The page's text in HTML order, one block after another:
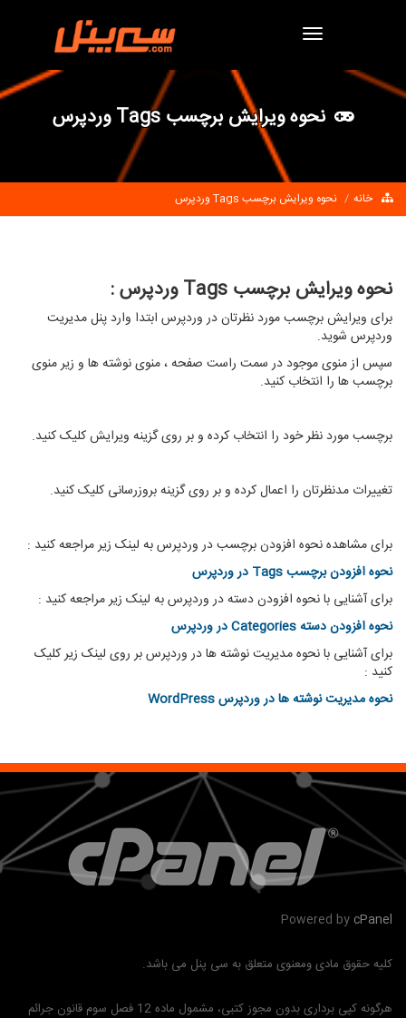
Toggle
نحوه ویرایش برچسب Tags وردپرس
خانه نحوه ویرایش برچسب Tags وردپرس
نحوه ویرایش برچسب Tags وردپرس :
برای ویرایش برچسب مورد نظرتان در وردپرس ابتدا وارد پنل مدیریت
وردپرس شوید.
سپس از منوی موجود در سمت راست صفحه ، منوی نوشته ها و زیر منوی
برچسب ها را انتخاب کنید.
برچسب مورد نظر خود را انتخاب کرده و بر روی گزینه ویرایش کلیک کنید.
تغییرات مدنظرتان را اعمال کرده و بر روی گزینه بروزرسانی کلیک کنید.
برای مشاهده نحوه افزودن برچسب در وردپرس به لینک زیر مراجعه کنید :
نحوه افزودن برچسب Tags در وردپرس
برای آشنایی با نحوه افزودن دسته در وردپرس به لینک زیر مراجعه کنید :
نحوه افزودن دسته Categories در وردپرس
برای آشنایی با نحوه مدیریت نوشته ها در وردپرس بر روی لینک زیر کلیک
کنید :
نحوه مدیریت نوشته ها در وردپرس WordPress
Powered by cPanel
کلیه حقوق مادی ومعنوی متعلق به سی پنل می باشد.
هرگونه کپی برداری بدون مجوز کتبی، مشمول ماده 12 فصل سوم قانون جرائم